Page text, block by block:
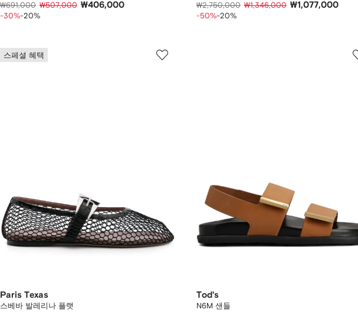
₩691,000 ₩507,000 ₩406,000
-30%-20%
₩2,750,000 ₩1,346,000 ₩1,077,000
-50%-20%
스페셜 혜택
Paris Texas
스베바 발레리나 플랫
Tod's
N6M 샌들